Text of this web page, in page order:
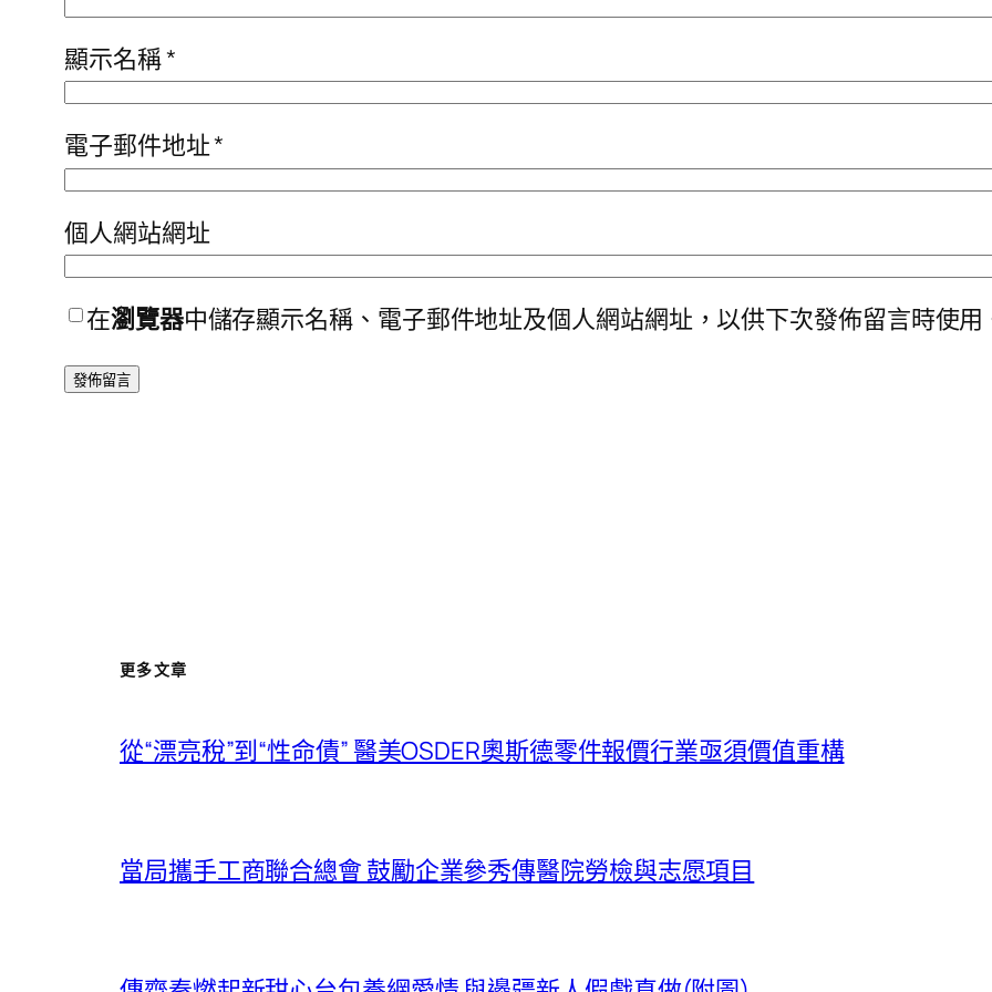
顯示名稱*
電子郵件地址*
個人網站網址
在瀏覽器中儲存顯示名稱、電子郵件地址及個人網站網址，以供下次發佈留言時使用
更多文章
從“漂亮稅”到“性命債” 醫美OSDER奧斯德零件報價行業亟須價值重構
當局攜手工商聯合總會 鼓勵企業參秀傳醫院勞檢與志愿項目